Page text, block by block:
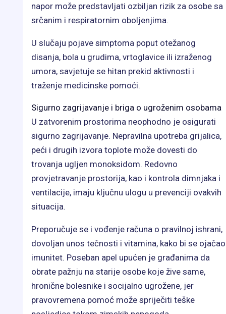
napor može predstavljati ozbiljan rizik za osobe sa
srčanim i respiratornim oboljenjima.
U slučaju pojave simptoma poput otežanog
disanja, bola u grudima, vrtoglavice ili izraženog
umora, savjetuje se hitan prekid aktivnosti i
traženje medicinske pomoći.
Sigurno zagrijavanje i briga o ugroženim osobama
U zatvorenim prostorima neophodno je osigurati
sigurno zagrijavanje. Nepravilna upotreba grijalica,
peći i drugih izvora toplote može dovesti do
trovanja ugljen monoksidom. Redovno
provjetravanje prostorija, kao i kontrola dimnjaka i
ventilacije, imaju ključnu ulogu u prevenciji ovakvih
situacija.
Preporučuje se i vođenje računa o pravilnoj ishrani,
dovoljan unos tečnosti i vitamina, kako bi se ojačao
imunitet. Poseban apel upućen je građanima da
obrate pažnju na starije osobe koje žive same,
hronične bolesnike i socijalno ugrožene, jer
pravovremena pomoć može spriječiti teške